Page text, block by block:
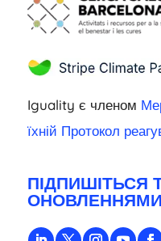
Iguality є членом
їхній Протокол
ПІДПИШІТЬСЯ
ОНОВЛЕННЯМИ